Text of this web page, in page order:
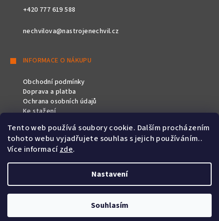
Tento web používá soubory cookie. Dalším procházením
tohoto webu vyjadřujete souhlas s jejich používáním..
Více informacízde.
Nastavení
Souhlasím
+420 777 619 588
nechvilova@nastrojenechvil.cz
INFORMACE O NÁKUPU
Obchodní podmínky
Doprava a platba
Ochrana osobních údajů
Ke stažení
SLEDUJTE NÁS
Vytvořil Shoptet&PekneWeby